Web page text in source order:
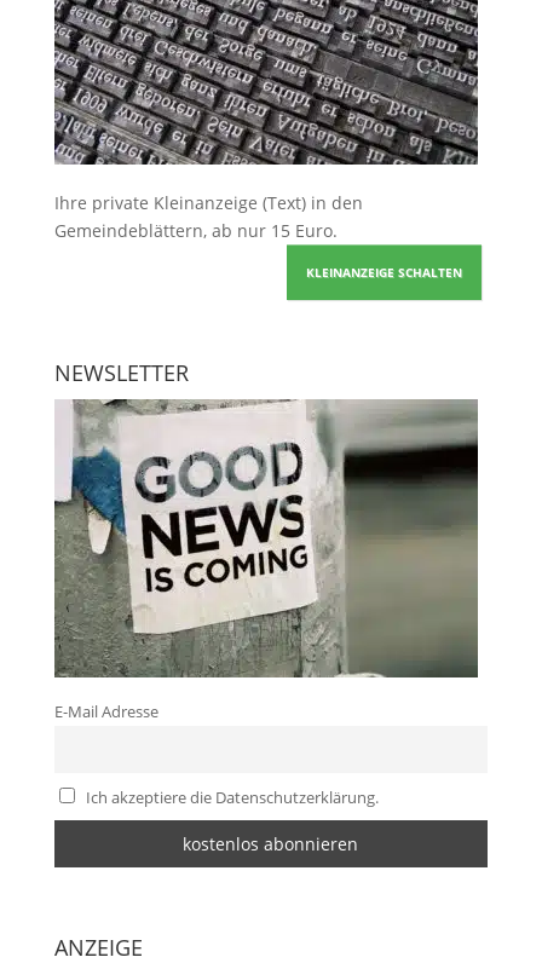
Ihre private Kleinanzeige (Text) in den
Gemeindeblättern, ab nur 15 Euro.
KLEINANZEIGE SCHALTEN
NEWSLETTER
E-Mail Adresse
Ich akzeptiere die Datenschutzerklärung.
ANZEIGE